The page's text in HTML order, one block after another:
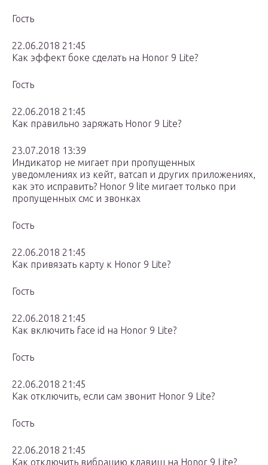
Гость
22.06.2018 21:45
Как эффект боке сделать на Honor 9 Lite?
Гость
22.06.2018 21:45
Как правильно заряжать Honor 9 Lite?
23.07.2018 13:39
Индикатор не мигает при пропущенных
уведомлениях из кейт, ватсап и других приложениях,
как это исправить? Honor 9 lite мигает только при
пропущенных смс и звонках
Гость
22.06.2018 21:45
Как привязать карту к Honor 9 Lite?
Гость
22.06.2018 21:45
Как включить face id на Honor 9 Lite?
Гость
22.06.2018 21:45
Как отключить, если сам звонит Honor 9 Lite?
Гость
22.06.2018 21:45
Как отключить вибрацию клавиш на Honor 9 Lite?